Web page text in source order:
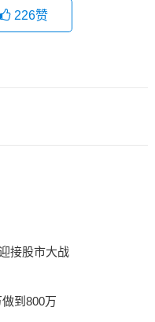
226赞
接股市大战
到800万